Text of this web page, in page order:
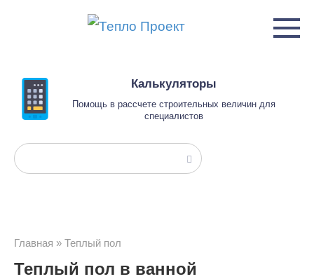
Калькуляторы
Помощь в рассчете строительных величин для
специалистов
Поиск:
Главная » Теплый пол
Теплый пол в ванной